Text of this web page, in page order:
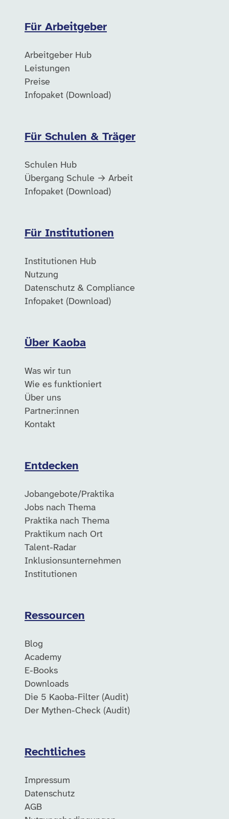
Für Arbeitgeber
Arbeitgeber Hub
Leistungen
Preise
Infopaket (Download)
Für Schulen & Träger
Schulen Hub
Übergang Schule → Arbeit
Infopaket (Download)
Für Institutionen
Institutionen Hub
Nutzung
Datenschutz & Compliance
Infopaket (Download)
Über Kaoba
Was wir tun
Wie es funktioniert
Über uns
Partner:innen
Kontakt
Entdecken
Jobangebote/Praktika
Jobs nach Thema
Praktika nach Thema
Praktikum nach Ort
Talent-Radar
Inklusionsunternehmen
Institutionen
Ressourcen
Blog
Academy
E-Books
Downloads
Die 5 Kaoba-Filter (Audit)
Der Mythen-Check (Audit)
Rechtliches
Impressum
Datenschutz
AGB